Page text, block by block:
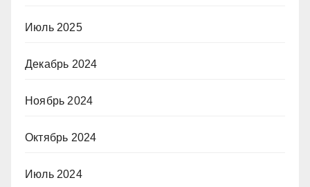
Июль 2025
Декабрь 2024
Ноябрь 2024
Октябрь 2024
Июль 2024